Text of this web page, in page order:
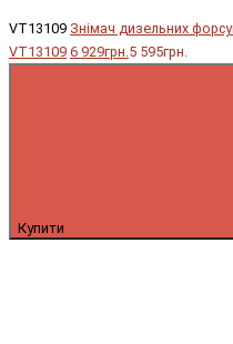
VT13109 Знімач дизельних
VT13109 6 929грн.5 595грн.
Купити